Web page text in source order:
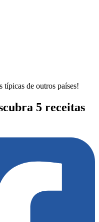
típicas de outros países!
5 receitas